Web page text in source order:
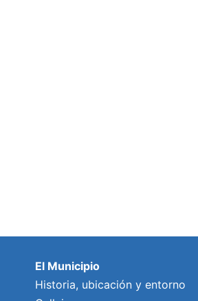
El Municipio
Historia, ubicación y entorno